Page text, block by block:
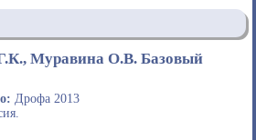
Муравина О.В. Базовый
Дрофа 2013